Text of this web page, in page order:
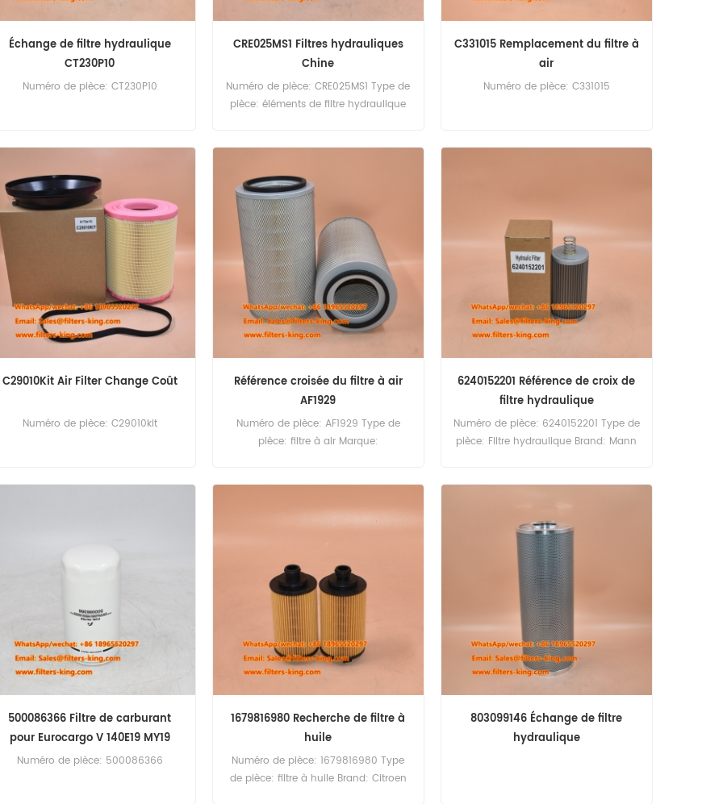
Échange de filtre hydraulique
CT230P10
Numéro de pièce: CT230P10
CRE025MS1 Filtres hydrauliques
Chine
Numéro de pièce: CRE025MS1 Type de
pièce: éléments de filtre hydraulique
C331015 Remplacement du filtre à
air
Numéro de pièce: C331015
C29010Kit Air Filter Change Coût
Numéro de pièce: C29010kit
Référence croisée du filtre à air
AF1929
Numéro de pièce: AF1929 Type de
pièce: filtre à air Marque:
6240152201 Référence de croix de
filtre hydraulique
Numéro de pièce: 6240152201 Type de
pièce: Filtre hydraulique Brand: Mann
500086366 Filtre de carburant
pour Eurocargo V 140E19 MY19
Numéro de pièce: 500086366
1679816980 Recherche de filtre à
huile
Numéro de pièce: 1679816980 Type
de pièce: filtre à huile Brand: Citroen
803099146 Échange de filtre
hydraulique